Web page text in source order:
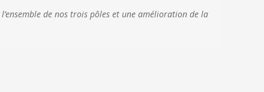
l’ensemble de nos trois pôles et une amélioration de la